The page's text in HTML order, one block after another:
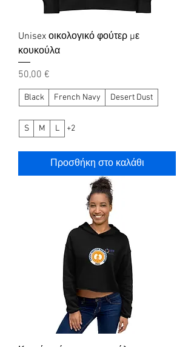
Unisex οικολογικό φούτερ με
κουκούλα
Τιμή
50,00 €
Black French Navy Desert Dust
S M L +2
Προσθήκη στο καλάθι